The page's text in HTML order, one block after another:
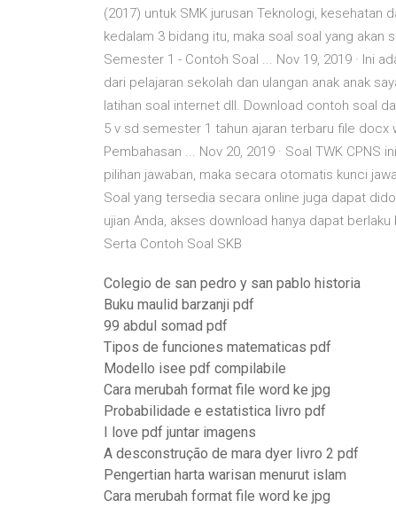
(2017) untuk SMK jurusan Teknologi, kesehatan
kedalam 3 bidang itu, maka soal soal yang akan
Semester 1 - Contoh Soal ... Nov 19, 2019 · Ini
dari pelajaran sekolah dan ulangan anak anak
latihan soal internet dll. Download contoh soal
5 v sd semester 1 tahun ajaran terbaru file docx
Pembahasan ... Nov 20, 2019 · Soal TWK
pilihan jawaban, maka secara otomatis kunci
Soal yang tersedia secara online juga dapat
ujian Anda, akses download hanya dapat
Serta Contoh Soal SKB
Colegio de san pedro y san pablo historia
Buku maulid barzanji pdf
99 abdul somad pdf
Tipos de funciones matematicas pdf
Modello isee pdf compilabile
Cara merubah format file word ke jpg
Probabilidade e estatistica livro pdf
I love pdf juntar imagens
A desconstrução de mara dyer livro 2 pdf
Pengertian harta warisan menurut islam
Cara merubah format file word ke jpg